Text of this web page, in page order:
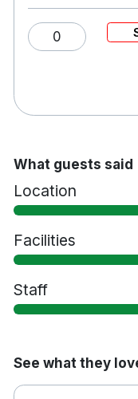
Helsingborgs
Ramlösa 2,6 km
Ängelholm-
0
What guests said
Location
Facilities
Staff
See what they